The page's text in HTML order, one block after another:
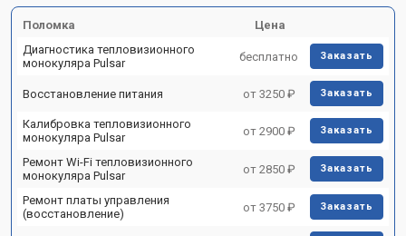
Поломка
Цена
Диагностика тепловизионного
монокуляра Pulsar
бесплатно Заказать
Восстановление питания от 3250 ₽ Заказать
Калибровка тепловизионного
монокуляра Pulsar
от 2900 ₽ Заказать
Ремонт Wi-Fi тепловизионного
монокуляра Pulsar
от 2850 ₽ Заказать
Ремонт платы управления
(восстановление)
от 3750 ₽ Заказать